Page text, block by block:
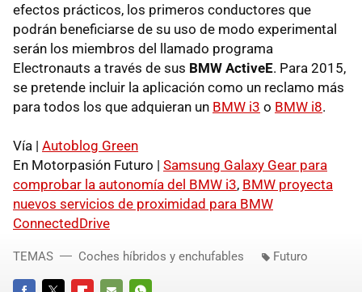
efectos prácticos, los primeros conductores que
podrán beneficiarse de su uso de modo experimental
serán los miembros del llamado programa
Electronauts a través de sus BMW ActiveE. Para 2015,
se pretende incluir la aplicación como un reclamo más
para todos los que adquieran un BMW i3 o BMW i8.
Vía | Autoblog Green
En Motorpasión Futuro | Samsung Galaxy Gear para
comprobar la autonomía del BMW i3, BMW proyecta
nuevos servicios de proximidad para BMW
ConnectedDrive
TEMAS Coches híbridos y enchufables Futuro